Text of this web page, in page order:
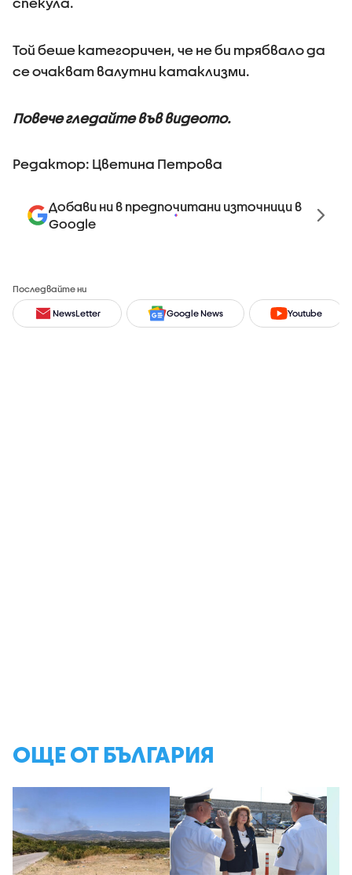
Той беше категоричен, че не би трябвало да
се очакват валутни катаклизми.
Повече гледайте във видеото.
Редактор: Цветина Петрова
Добави ни в предпочитани източници в
Google
Последвайте ни
NewsLetter Google News Youtube
ОЩЕ ОТ БЪЛГАРИЯ